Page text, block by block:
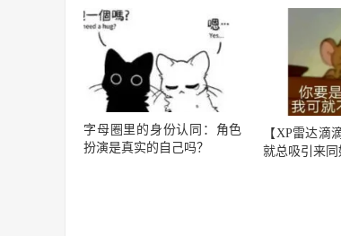
字母圈里的身份认同：角色
扮演是真实的自己吗？
【XP雷达滴
就总吸引来